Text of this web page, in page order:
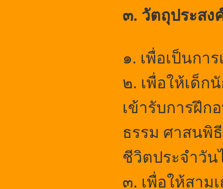
๓. วัตถุประสง
๑. เพื่อเป็นกา
๒. เพื่อให้เด็ก
เข้ารับการฝึก
ธรรม ศาสนพิ
ชีวิตประจำวัน
๓. เพื่อให้สาม